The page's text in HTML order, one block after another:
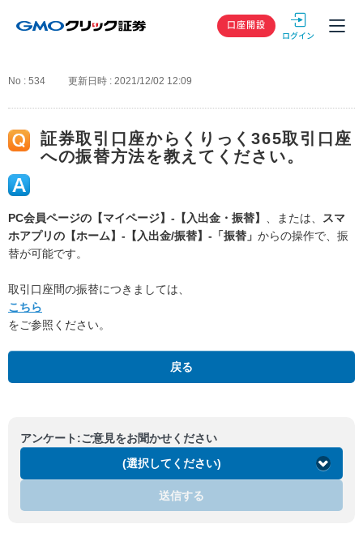
GMOクリック
口座開設
No : 534 更新日時 : 2021/12/02 12:09
証券取引口座からくりっく365取引口座
への振替方法を教えてください。
PC会員ページの【マイページ】-【入出金・振替】 、または、
スマ
ホアプリの【ホーム】-【入出金/振替】-「振替」 からの操作で、振
替が可能です。
取引口座間の振替につきましては、
こちら
をご参照ください。
戻る
アンケート:ご意見をお聞かせください
(選択してください)
送信する